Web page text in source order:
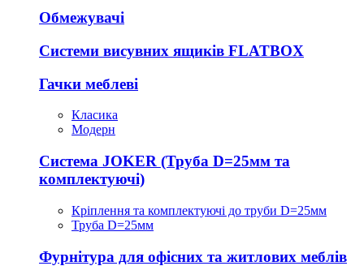
Обмежувачі
Системи висувних ящиків FLATBOX
Гачки меблеві
Класика
Модерн
Система JOKER (Труба D=25мм та
комплектуючі)
Кріплення та комплектуючі до труби D=25мм
Труба D=25мм
Фурнітура для офісних та житлових меблів